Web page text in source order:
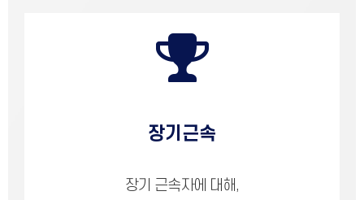
장기근속
장기 근속자에 대해,